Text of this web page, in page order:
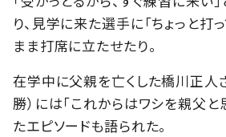
り、見学に来た選手に「ちょっと打
まま打席に立たせたり。
在学中に父親を亡くした橋川正人
勝）には「これからはワシを親父と
たエピソードも語られた。